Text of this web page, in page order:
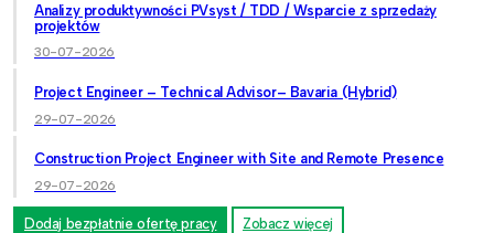
Analizy produktywności PVsyst / TDD / Wsparcie z sprzedaży
projektów
30-07-2026
Project Engineer – Technical Advisor– Bavaria (Hybrid)
29-07-2026
Construction Project Engineer with Site and Remote Presence
29-07-2026
Dodaj bezpłatnie ofertę pracy Zobacz więcej